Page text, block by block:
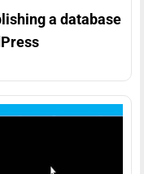
a database